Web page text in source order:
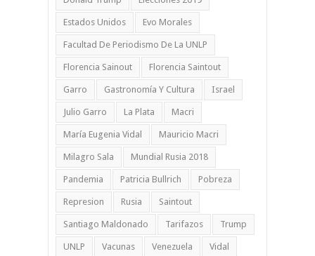
Estados Unidos Evo Morales
Facultad De Periodismo De La UNLP
Florencia Sainout Florencia Saintout
Garro Gastronomía Y Cultura Israel
Julio Garro La Plata Macri
María Eugenia Vidal Mauricio Macri
Milagro Sala Mundial Rusia 2018
Pandemia Patricia Bullrich Pobreza
Represion Rusia Saintout
Santiago Maldonado Tarifazos Trump
UNLP Vacunas Venezuela Vidal